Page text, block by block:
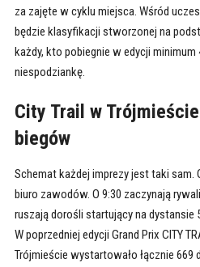
za zajęte w cyklu miejsca. Wśród
będzie klasyfikacji stworzonej na
każdy, kto pobiegnie w edycji minimum
niespodziankę.
City Trail w
biegów
Schemat każdej imprezy jest taki sam.
biuro zawodów. O 9:30 zaczynają
ruszają dorośli startujący na dystansie
W poprzedniej edycji Grand Prix CITY
Trójmieście wystartowało łącznie 669